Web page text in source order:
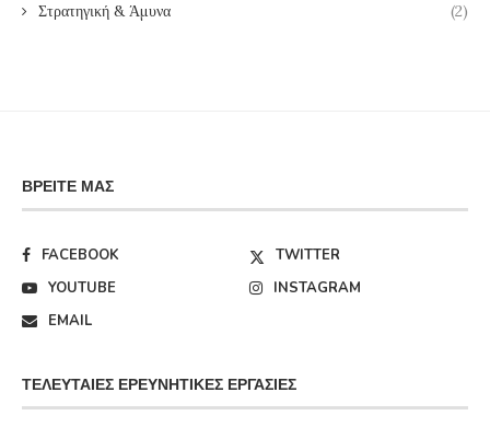
Στρατηγική & Άμυνα (2)
ΒΡΕΊΤΕ ΜΑΣ
FACEBOOK
TWITTER
YOUTUBE
INSTAGRAM
EMAIL
ΤΕΛΕΥΤΑΊΕΣ ΕΡΕΥΝΗΤΙΚΈΣ ΕΡΓΑΣΊΕΣ